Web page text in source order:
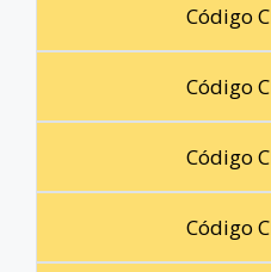
Código
Código
Código
Código